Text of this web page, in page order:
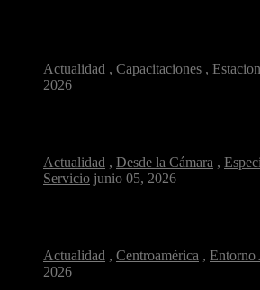
Actualidad , Capacitaciones ,
2026
Actualidad , Desde la Cámara ,
Servicio junio 05, 2026
Actualidad , Centroamérica , Entorno
2026